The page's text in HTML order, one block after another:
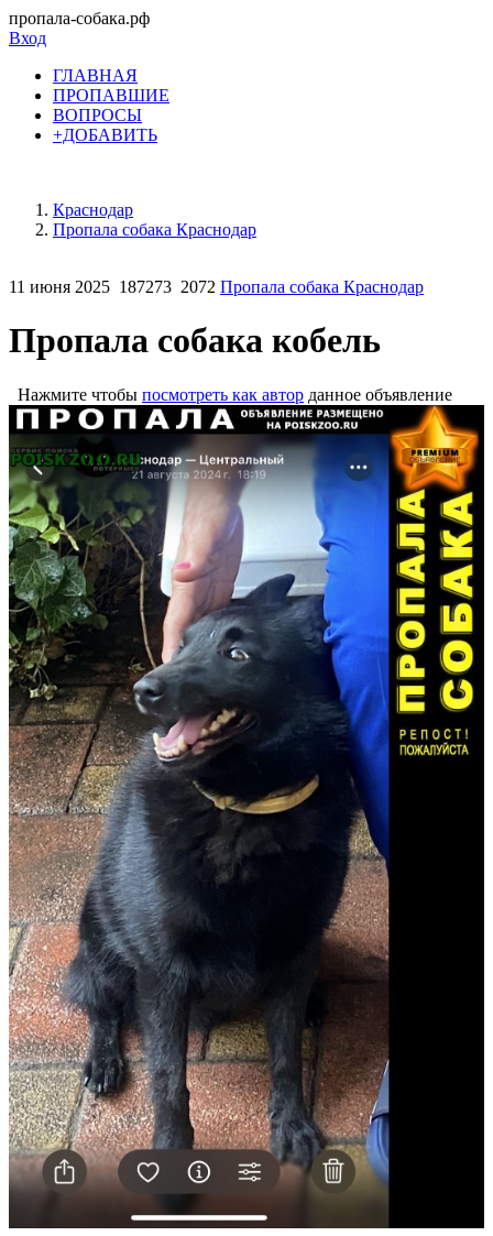
пропала-собака.рф
Вход
ГЛАВНАЯ
ПРОПАВШИЕ
ВОПРОСЫ
+ДОБАВИТЬ
Краснодар
Пропала собака Краснодар
11 июня 2025 187273 2072 Пропала собака Краснодар
Пропала собака кобель
Нажмите чтобы посмотреть как автор данное объявление